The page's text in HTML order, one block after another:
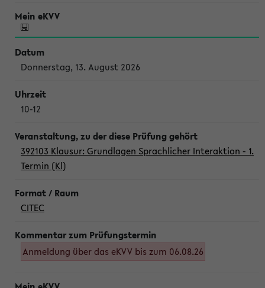
Donnerstag, 13. August 2026
10-12
392103 Klausur: Grundlagen Sprachlicher Interaktion - 1.
Termin (Kl)
CITEC
Anmeldung über das eKVV bis zum 06.08.26